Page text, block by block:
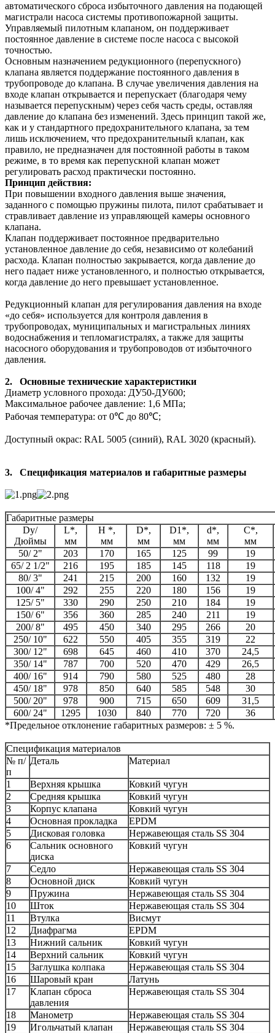
автоматического сброса избыточного давления на подающей
магистрали насоса системы противопожарной защиты.
Управляемый пилотным клапаном, он поддерживает
постоянное давление в системе после насоса с высокой
точностью.
Основным назначением редукционного (перепускного)
клапана является поддержание постоянного давления в
трубопроводе до клапана. В случае увеличения давления на
входе клапан открывается и перепускает (благодаря чему
называется перепускным) через себя часть среды, оставляя
давление до клапана без изменений. Здесь принцип такой же,
как и у стандартного предохранительного клапана, за тем
лишь исключением, что предохранительный клапан, как
правило, не предназначен для постоянной работы в таком
режиме, в то время как перепускной клапан может
регулировать расход практически постоянно.
Принцип действия:
При повышении входного давления выше значения,
заданного с помощью пружины пилота, пилот срабатывает и
стравливает давление из управляющей камеры основного
клапана.
Клапан поддерживает постоянное предварительно
установленное давление до себя, независимо от колебаний
расхода. Клапан полностью закрывается, когда давление до
него падает ниже установленного, и полностью открывается,
когда давление до него превышает установленное.
Редукционный клапан для регулирования давления на входе
«до себя» используется для контроля давления в
трубопроводах, муниципальных и магистральных линиях
водоснабжения и тепломагистралях, а также для защиты
насосного оборудования и трубопроводов от избыточного
давления.
2.
Основные технические характеристики
Диаметр условного прохода: ДУ50-ДУ600;
Максимальное рабочее давление: 1,6 МПа;
Рабочая температура: от 0℃ до 80℃;
Доступный окрас: RAL 5005 (синий), RAL 3020 (красный).
3. Спецификация материалов и габаритные размеры
Габаритные размеры
Dу/
Дюймы
L*,
мм
H *,
мм
D*,
мм
D1*,
мм
d*,
мм
C*,
мм
50/ 2"
203 170 165 125 99
19
65/ 2 1/2"
216 195 185 145 118
19
80/ 3"
241 215 200 160 132
19
100/ 4"
292 255 220 180 156
19
125/ 5"
330 290 250 210 184
19
150/ 6"
356 360 285 240 211
19
200/ 8"
495 450 340 295 266
20
250/ 10"
622 550 405 355 319
22
300/ 12"
698 645 460 410 370
24,5
350/ 14"
787 700 520 470 429
26,5
400/ 16"
914 790 580 525 480
28
450/ 18"
978 850 640 585 548
30
500/ 20"
978 900 715 650 609
31,5
600/ 24"
1295 1030 840 770 720
36
*Предельное отклонение габаритных размеров: ± 5 %.
Спецификация материалов
№ п/
п
Деталь Материал
1 Верхняя крышка
Ковкий чугун
2
Средняя крышка
Ковкий чугун
3
Корпус клапана
Ковкий чугун
4
Основная прокладка
EPDM
5
Дисковая головка
Нержавеющая сталь SS 304
6
Сальник основного
диска
Ковкий чугун
7 Седло
Нержавеющая сталь SS 304
8
Основной диск
Ковкий чугун
9
Пружина
Нержавеющая сталь SS 304
10
Шток
Нержавеющая сталь SS 304
11
Втулка
Висмут
12
Диафрагма
EPDM
13
Нижний сальник
Ковкий чугун
14
Верхний сальник
Ковкий чугун
15
Заглушка колпака
Нержавеющая сталь SS 304
16
Шаровый кран
Латунь
17
Клапан сброса
давления
Нержавеющая сталь SS 304
18 Манометр
Нержавеющая сталь SS 304
19
Игольчатый клапан
Нержавеющая сталь SS 304